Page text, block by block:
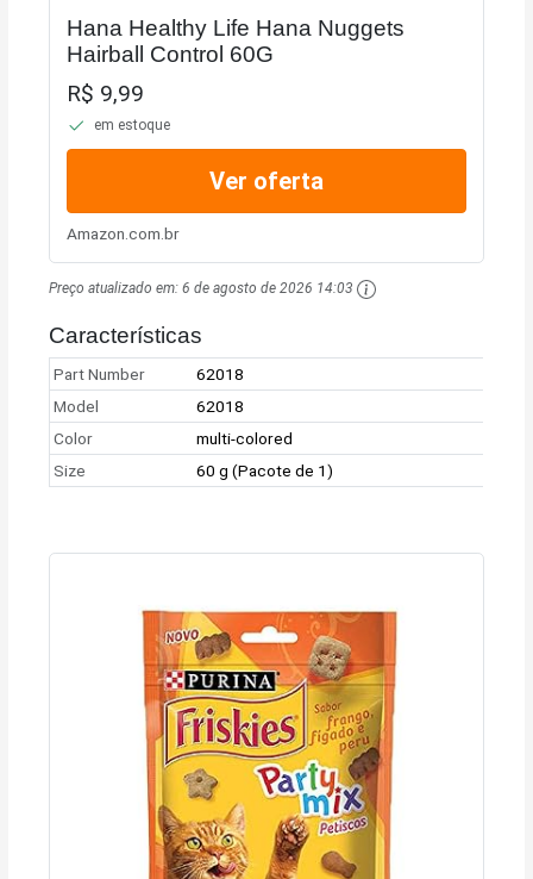
Hana Healthy Life Hana Nuggets
Hairball Control 60G
R$ 9,99
em estoque
Ver oferta
Amazon.com.br
Preço atualizado em:6 de agosto de 2026 14:03
Características
Part Number
62018
Model
62018
Color
multi-colored
Size
60 g (Pacote de 1)